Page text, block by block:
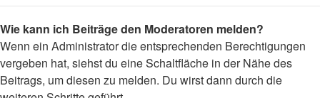
Wie kann ich Beiträge den Moderatoren melden?
Wenn ein Administrator die entsprechenden Berechtigungen
vergeben hat, siehst du eine Schaltfläche in der Nähe des
Beitrags, um diesen zu melden. Du wirst dann durch die